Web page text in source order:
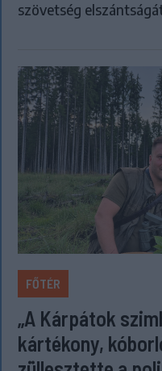
szövetség
FŐTÉR
„A Kárpátok
kártékony,